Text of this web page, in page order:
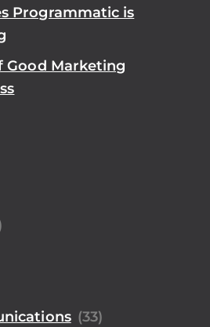
Programmatic is
Good Marketing
(33)